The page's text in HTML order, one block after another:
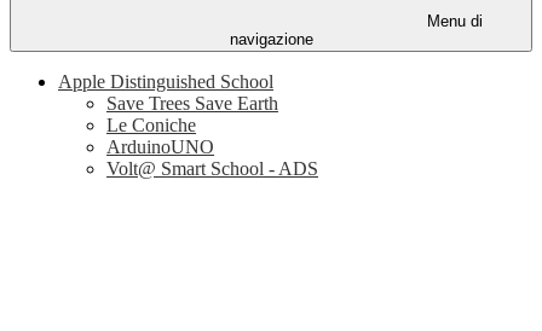
Menu di
navigazione
Apple Distinguished School
Save Trees Save Earth
Le Coniche
ArduinoUNO
Volt@ Smart School - ADS